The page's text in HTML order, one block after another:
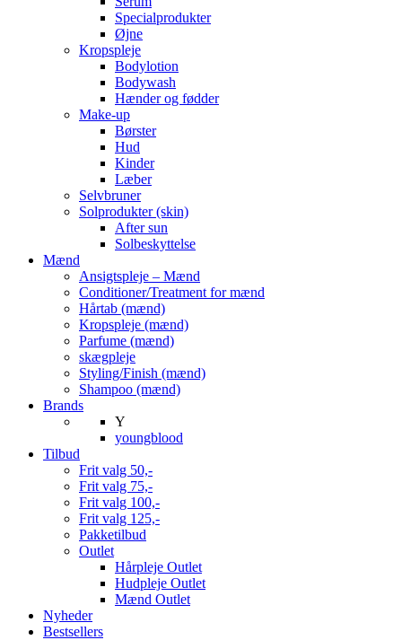
Specialprodukter
Øjne
Kropspleje
Bodylotion
Bodywash
Hænder og fødder
Make-up
Børster
Hud
Kinder
Læber
Selvbruner
Solprodukter (skin)
After sun
Solbeskyttelse
Mænd
Ansigtspleje – Mænd
Conditioner/Treatment for mænd
Hårtab (mænd)
Kropspleje (mænd)
Parfume (mænd)
skægpleje
Styling/Finish (mænd)
Shampoo (mænd)
Brands
Y
youngblood
Tilbud
Frit valg 50,-
Frit valg 75,-
Frit valg 100,-
Frit valg 125,-
Pakketilbud
Outlet
Hårpleje Outlet
Hudpleje Outlet
Mænd Outlet
Nyheder
Bestsellers